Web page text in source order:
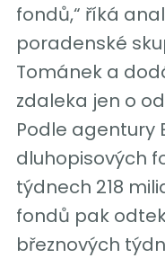
fondů,“ říká
poradenské
Tománek a
zdaleka jen o
Podle agentury
dluhopisových
týdnech 218
fondů pak
březnových